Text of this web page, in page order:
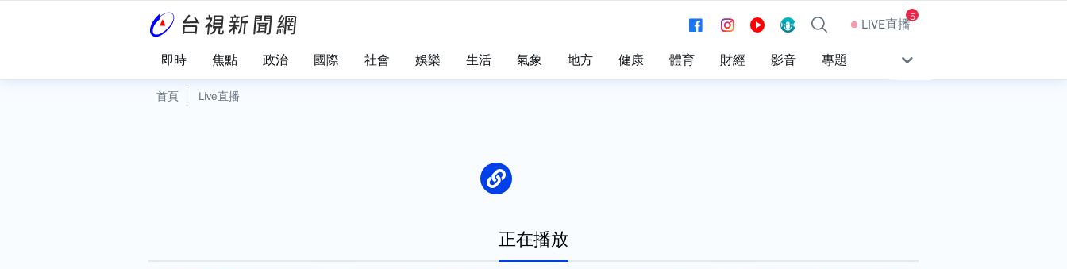
LIVE直播5
即時 焦點 政治 國際 社會 娛樂 生活 氣象 地方 健康 體育 財經 影音 專題
首頁 Live直播
正在播放